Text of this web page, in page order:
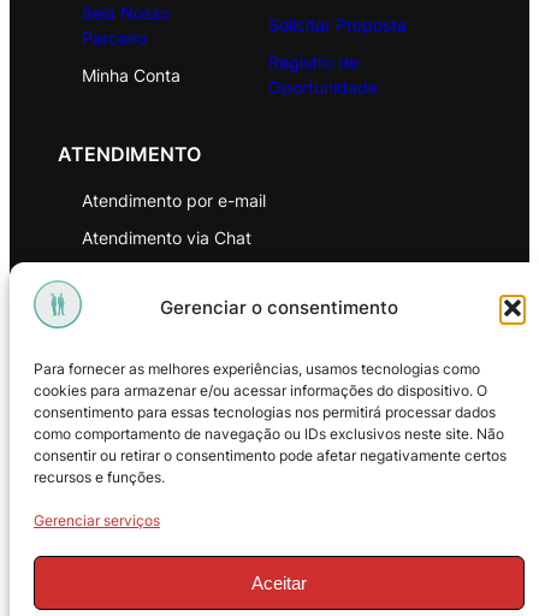
Gerenciar o consentimento
Para fornecer as melhores experiências, usamos tecnologias como
cookies para armazenar e/ou acessar informações do dispositivo. O
consentimento para essas tecnologias nos permitirá processar dados
como comportamento de navegação ou IDs exclusivos neste site. Não
consentir ou retirar o consentimento pode afetar negativamente certos
recursos e funções.
Gerenciar serviços
Aceitar
Seja Nosso
Parceiro
Minha Conta
Solicitar Proposta
Registro de
Oportunidade
ATENDIMENTO
Atendimento por e-mail
Atendimento via Chat
Política de Privacidade
Política de Troca e Devoluções
Política de Reembolso